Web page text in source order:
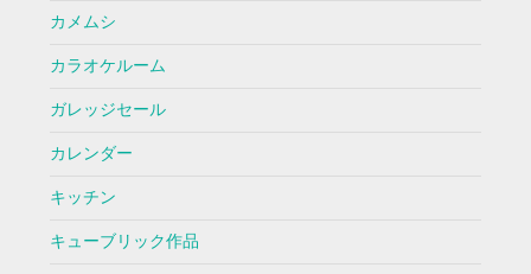
カメムシ
カラオケルーム
ガレッジセール
カレンダー
キッチン
キューブリック作品